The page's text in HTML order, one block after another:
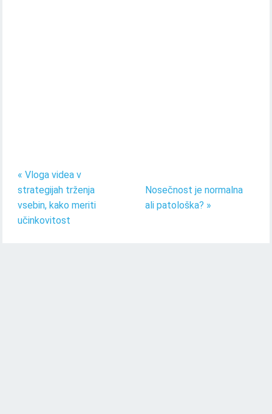
« Vloga videa v
strategijah trženja
vsebin, kako meriti
učinkovitost
Nosečnost je normalna
ali patološka? »